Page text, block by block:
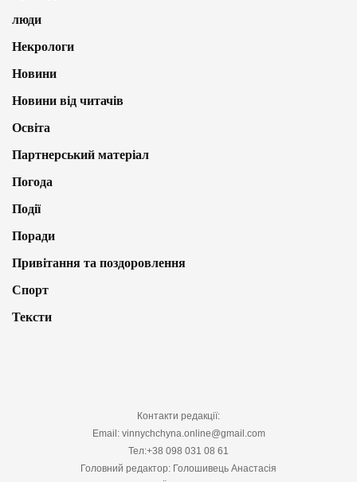
люди
Некрологи
Новини
Новини від читачів
Освіта
Партнерський матеріал
Погода
Події
Поради
Привітання та поздоровлення
Спорт
Тексти
Контакти редакції:
Email: vinnychchyna.online@gmail.com
Тел:+38 098 031 08 61
Головний редактор: Голошивець Анастасія